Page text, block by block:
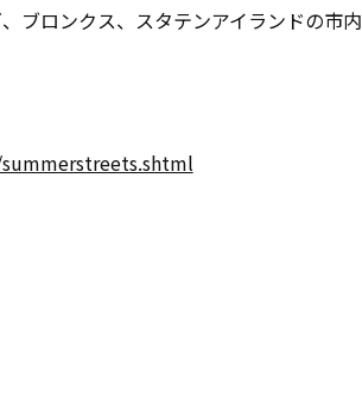
ブロンクス、スタテンアイランドの市内